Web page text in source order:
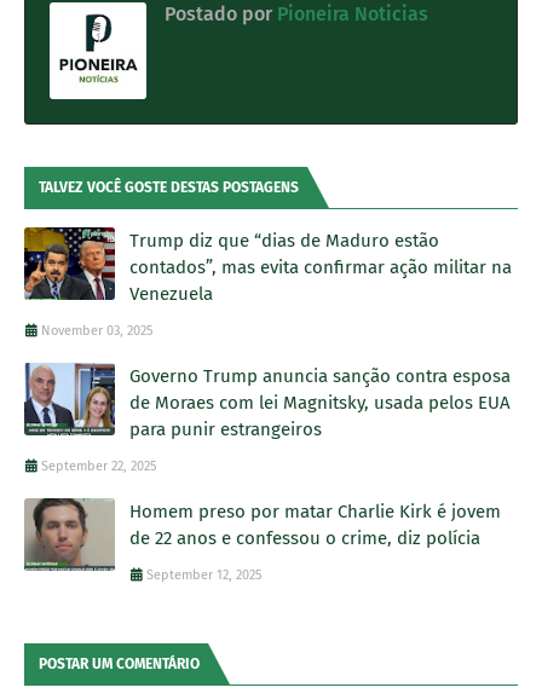
Postado por Pioneira Noticias
TALVEZ VOCÊ GOSTE DESTAS POSTAGENS
Trump diz que “dias de Maduro estão
contados”, mas evita confirmar ação militar na
Venezuela
November 03, 2025
Governo Trump anuncia sanção contra esposa
de Moraes com lei Magnitsky, usada pelos EUA
para punir estrangeiros
September 22, 2025
Homem preso por matar Charlie Kirk é jovem
de 22 anos e confessou o crime, diz polícia
September 12, 2025
POSTAR UM COMENTÁRIO